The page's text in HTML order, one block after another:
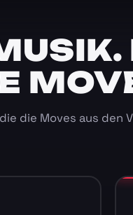
die Moves aus den